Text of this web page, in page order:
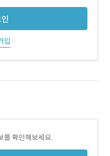
입
를 확인해보세요.